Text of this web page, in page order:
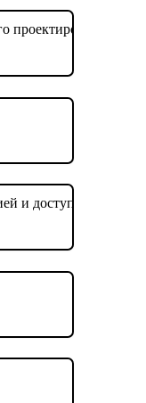
проектирования
и доступом